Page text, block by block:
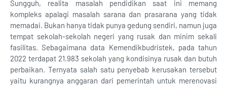
Sungguh, realita masalah pendidikan saat ini memang
kompleks apalagi masalah sarana dan prasarana yang tidak
memadai. Bukan hanya tidak punya gedung sendiri, namun juga
tempat sekolah-sekolah negeri yang rusak dan minim sekali
fasilitas. Sebagaimana data Kemendikbudristek, pada tahun
2022 terdapat 21.983 sekolah yang kondisinya rusak dan butuh
perbaikan. Ternyata salah satu penyebab kerusakan tersebut
yaitu kurangnya anggaran dari pemerintah untuk merenovasi